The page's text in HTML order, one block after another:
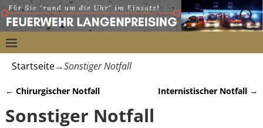
Startseite→Sonstiger Notfall
← Chirurgischer Notfall Internistischer Notfall →
Sonstiger Notfall